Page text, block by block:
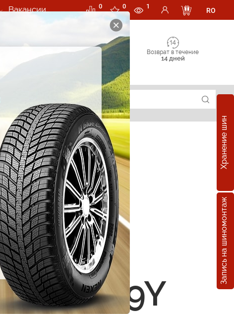
Вакансии 0 0 1
RO
Возврат в течение
14 дней
Хранение шин
Запись на шиномонтаж
шины
Pilot
(PS3)
R17 89Y